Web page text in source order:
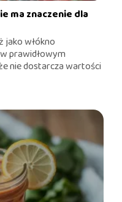
ma znaczenie dla
jako włókno
prawidłowym
nie dostarcza wartości